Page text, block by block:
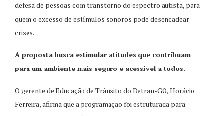
defesa de pessoas com transtorno do espectro autista, para
quem o excesso de estímulos sonoros pode desencadear
crises.
A proposta busca estimular atitudes que contribuam
para um ambiente mais seguro e acessível a todos.
O gerente de Educação de Trânsito do Detran-GO, Horácio
Ferreira, afirma que a programação foi estruturada para